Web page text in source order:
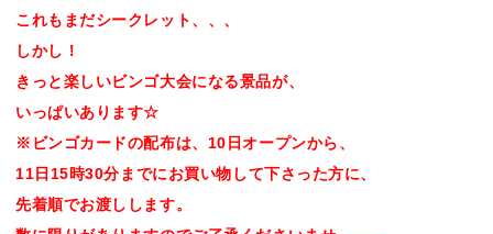
これもまだシークレット、、、
しかし！
きっと楽しいビンゴ大会になる景品が、
いっぱいあります☆
※ビンゴカードの配布は、10日オープンから、
11日15時30分までにお買い物して下さった方に、
先着順でお渡しします。